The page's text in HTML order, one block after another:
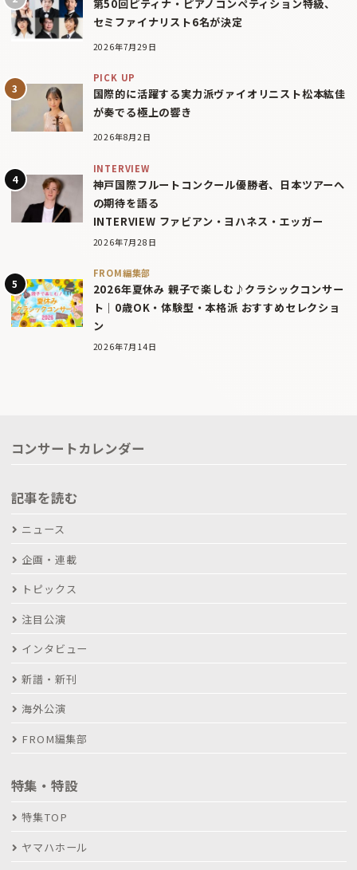
第50回ピティナ・ピアノコンペティション特級、
セミファイナリスト6名が決定
2026年7月29日
PICK UP
国際的に活躍する実力派ヴァイオリニスト松本紘佳
が奏でる極上の響き
2026年8月2日
INTERVIEW
神戸国際フルートコンクール優勝者、日本ツアーへ
の期待を語る
INTERVIEW ファビアン・ヨハネス・エッガー
2026年7月28日
FROM編集部
2026年夏休み 親子で楽しむ♪クラシックコンサー
ト｜0歳OK・体験型・本格派 おすすめセレクショ
ン
2026年7月14日
コンサートカレンダー
記事を読む
ニュース
企画・連載
トピックス
注目公演
インタビュー
新譜・新刊
海外公演
FROM編集部
特集・特設
特集TOP
ヤマハホール